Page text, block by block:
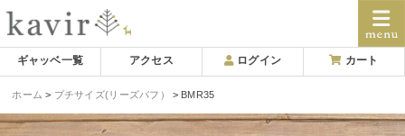
Skip
to
ギャッベ一覧 アクセス ログイン カート
ホーム プチサイズ(リーズバフ） BMR35